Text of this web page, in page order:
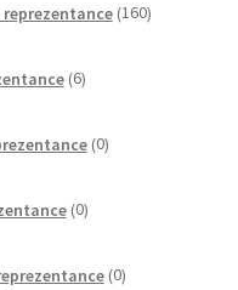
160izdelkov
6izdelkov
0izdelkov
0izdelkov
0izdelkov